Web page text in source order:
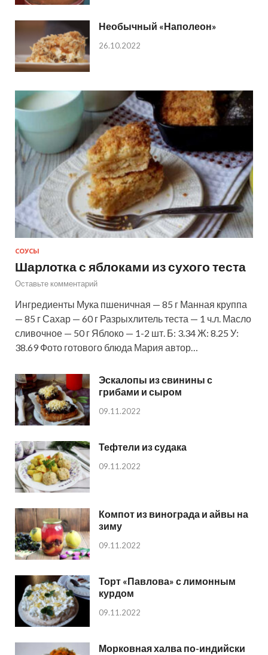
Необычный «Наполеон»
26.10.2022
СОУСЫ
Шарлотка с яблоками из сухого теста
Оставьте комментарий
Ингредиенты Мука пшеничная — 85 г Манная круппа
— 85 г Сахар — 60 г Разрыхлитель теста — 1 ч.л. Масло
сливочное — 50 г Яблоко — 1-2 шт. Б: 3.34 Ж: 8.25 У:
38.69 Фото готового блюда Мария автор…
Эскалопы из свинины с
грибами и сыром
09.11.2022
Тефтели из судака
09.11.2022
Компот из винограда и айвы на
зиму
09.11.2022
Торт «Павлова» с лимонным
курдом
09.11.2022
Морковная халва по-индийски